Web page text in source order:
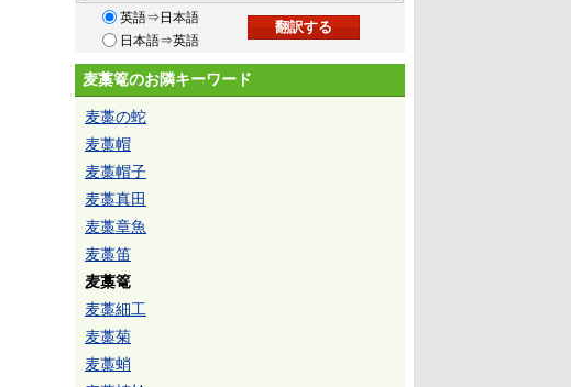
英語⇒日本語
日本語⇒英語
麦藁篭のお隣キーワード
麦藁の蛇
麦藁帽
麦藁帽子
麦藁真田
麦藁章魚
麦藁笛
麦藁篭
麦藁細工
麦藁菊
麦藁蛸